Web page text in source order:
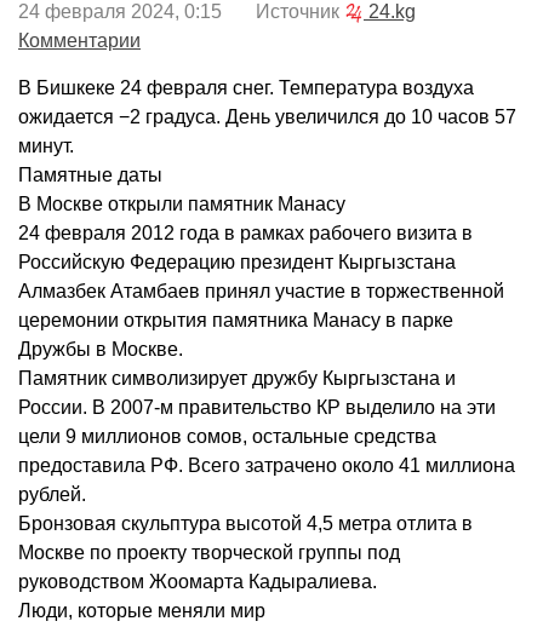
24 февраля 2024, 0:15 Источник
24.kg
Комментарии
В Бишкеке 24 февраля снег. Температура воздуха
ожидается −2 градуса. День увеличился до 10 часов 57
минут.
Памятные даты
В Москве открыли памятник Манасу
24 февраля 2012 года в рамках рабочего визита в
Российскую Федерацию президент Кыргызстана
Алмазбек Атамбаев принял участие в торжественной
церемонии открытия памятника Манасу в парке
Дружбы в Москве.
Памятник символизирует дружбу Кыргызстана и
России. В 2007-м правительство КР выделило на эти
цели 9 миллионов сомов, остальные средства
предоставила РФ. Всего затрачено около 41 миллиона
рублей.
Бронзовая скульптура высотой 4,5 метра отлита в
Москве по проекту творческой группы под
руководством Жоомарта Кадыралиева.
Люди, которые меняли мир